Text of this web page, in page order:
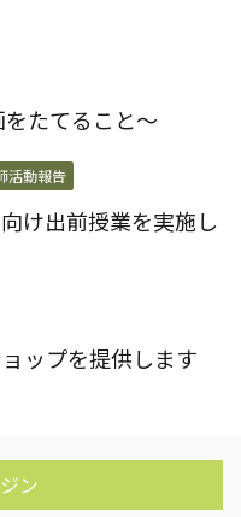
たてること〜
活動報告
け出前授業を実施し
ップを提供します
ン